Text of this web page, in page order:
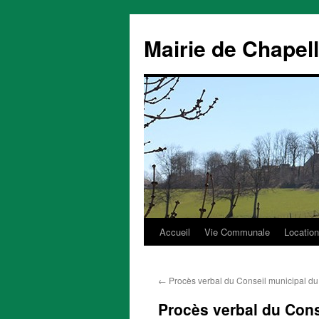
Mairie de
Aller
contenu
Accueil Vie Communale
← Procès verbal du Conseil municipal
Procès verbal du